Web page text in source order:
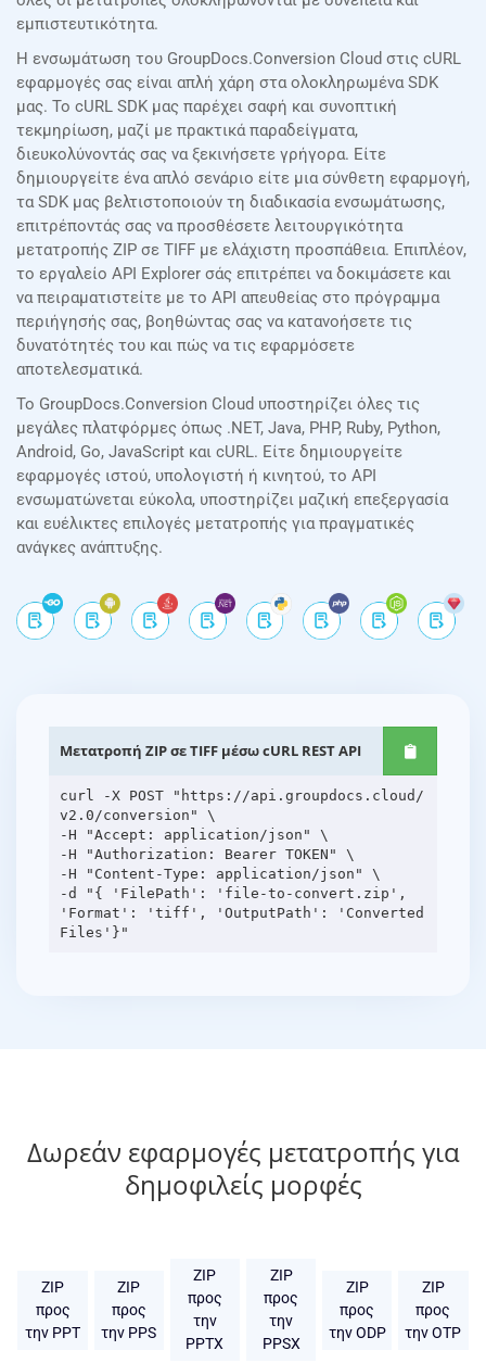
εμπιστευτικότητα.
Η ενσωμάτωση του GroupDocs.Conversion Cloud στις cURL
εφαρμογές σας είναι απλή χάρη στα ολοκληρωμένα SDK
μας. Το cURL SDK μας παρέχει σαφή και συνοπτική
τεκμηρίωση, μαζί με πρακτικά παραδείγματα,
διευκολύνοντάς σας να ξεκινήσετε γρήγορα. Είτε
δημιουργείτε ένα απλό σενάριο είτε μια σύνθετη εφαρμογή,
τα SDK μας βελτιστοποιούν τη διαδικασία ενσωμάτωσης,
επιτρέποντάς σας να προσθέσετε λειτουργικότητα
μετατροπής ZIP σε TIFF με ελάχιστη προσπάθεια. Επιπλέον,
το εργαλείο API Explorer σάς επιτρέπει να δοκιμάσετε και
να πειραματιστείτε με το API απευθείας στο πρόγραμμα
περιήγησής σας, βοηθώντας σας να κατανοήσετε τις
δυνατότητές του και πώς να τις εφαρμόσετε
αποτελεσματικά.
Το GroupDocs.Conversion Cloud υποστηρίζει όλες τις
μεγάλες πλατφόρμες όπως .NET, Java, PHP, Ruby, Python,
Android, Go, JavaScript και cURL. Είτε δημιουργείτε
εφαρμογές ιστού, υπολογιστή ή κινητού, το API
ενσωματώνεται εύκολα, υποστηρίζει μαζική επεξεργασία
και ευέλικτες επιλογές μετατροπής για πραγματικές
ανάγκες ανάπτυξης.
Μετατροπή ZIP σε TIFF μέσω cURL REST API
curl -X POST "https://api.groupdocs.cloud/
v2.0/conversion" \
-H "Accept: application/json" \
-H "Authorization: Bearer TOKEN" \
-H "Content-Type: application/json" \
-d "{ 'FilePath': 'file-to-convert.zip',
'Format': 'tiff', 'OutputPath': 'Converted
Δωρεάν εφαρμογές μετατροπής για
δημοφιλείς μορφές
ZIP
προς
την PPT
ZIP
προς
την PPS
ZIP
προς
την
PPTX
ZIP
προς
την
PPSX
ZIP
προς
την ODP
ZIP
προς
την OTP